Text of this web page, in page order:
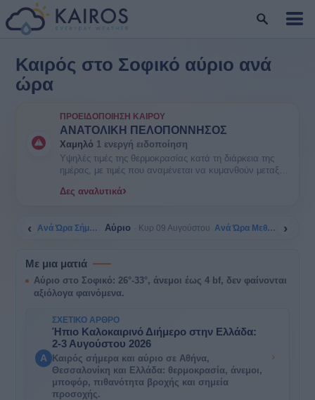
Καιρός στο Σοφικό αύριο ανά
ώρα
ΠΡΟΕΙΔΟΠΟΊΗΣΗ ΚΑΙΡΟΎ
ΑΝΑΤΟΛΙΚΗ ΠΕΛΟΠΟΝΝΗΣΟΣ
Χαμηλό 1 ενεργή ειδοποίηση
Υψηλές τιμές της θερμοκρασίας κατά τη διάρκεια της
ημέρας, με τιμές που αναμένεται να κυμανθούν μεταξύ
πιθανοί κάποιοι κίνδυνοι υγείας στις ευπαθείς ομάδες
Δες αναλυτικά›
‹ Ανά Ώρα Σήμερα Αύριο Κυρ 09 Αυγούστου Ανά Ώρα Μεθαύριο ›
Με μια ματιά
Αύριο στο Σοφικό: 26°-33°, άνεμοι έως 4 bf, δεν φαίνονται
αξιόλογα φαινόμενα.
A
ΣΧΕΤΙΚΌ ΆΡΘΡΟ
Ήπιο Καλοκαιρινό Διήμερο στην Ελλάδα:
2-3 Αυγούστου 2026
Καιρός σήμερα και αύριο σε Αθήνα,
Θεσσαλονίκη και Ελλάδα: θερμοκρασία, άνεμοι,
μποφόρ, πιθανότητα βροχής και σημεία
προσοχής.